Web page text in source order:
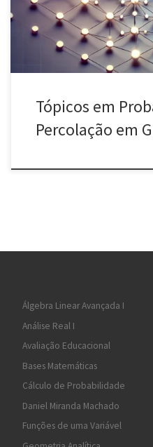
Duminil-Copin & Tassion.
Introdução à Percolação de
Tópicos em
Percolação em
Álgebra Linear Avançada I
Análise Real I
Avaliação Educacional
Bases Matemáticas
Cálculo de Probabilidade
Daniel Miranda Machado
Funções de uma Variável